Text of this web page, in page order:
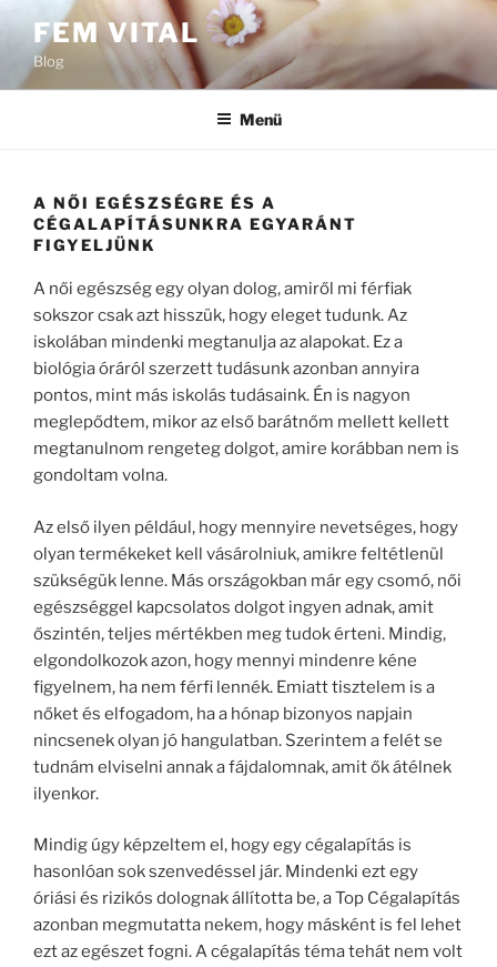
Tartalomhoz
FEM VITAL
Blog
Menü
A NŐI EGÉSZSÉGRE ÉS A
CÉGALAPÍTÁSUNKRA EGYARÁNT
FIGYELJÜNK
A női egészség egy olyan dolog, amiről mi férfiak
sokszor csak azt hisszük, hogy eleget tudunk. Az
iskolában mindenki megtanulja az alapokat. Ez a
biológia óráról szerzett tudásunk azonban annyira
pontos, mint más iskolás tudásaink. Én is nagyon
meglepődtem, mikor az első barátnőm mellett kellett
megtanulnom rengeteg dolgot, amire korábban nem is
gondoltam volna.
Az első ilyen például, hogy mennyire nevetséges, hogy
olyan termékeket kell vásárolniuk, amikre feltétlenül
szükségük lenne. Más országokban már egy csomó, női
egészséggel kapcsolatos dolgot ingyen adnak, amit
őszintén, teljes mértékben meg tudok érteni. Mindig,
elgondolkozok azon, hogy mennyi mindenre kéne
figyelnem, ha nem férfi lennék. Emiatt tisztelem is a
nőket és elfogadom, ha a hónap bizonyos napjain
nincsenek olyan jó hangulatban. Szerintem a felét se
tudnám elviselni annak a fájdalomnak, amit ők átélnek
ilyenkor.
Mindig úgy képzeltem el, hogy egy cégalapítás is
hasonlóan sok szenvedéssel jár. Mindenki ezt egy
óriási és rizikós dolognak állította be, a Top Cégalapítás
azonban megmutatta nekem, hogy másként is fel lehet
ezt az egészet fogni. A cégalapítás téma tehát nem volt